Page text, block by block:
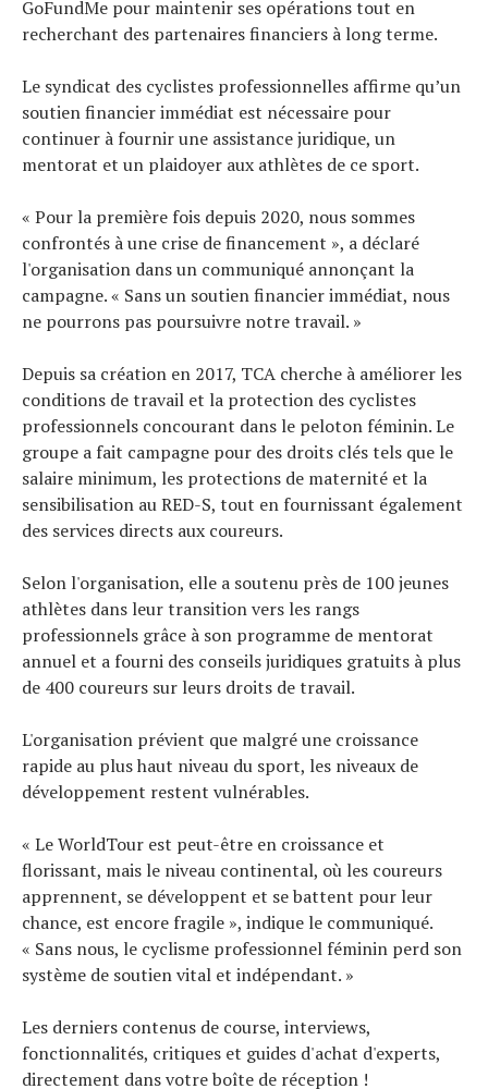
GoFundMe pour maintenir ses opérations tout en
recherchant des partenaires financiers à long terme.
Le syndicat des cyclistes professionnelles affirme qu’un
soutien financier immédiat est nécessaire pour
continuer à fournir une assistance juridique, un
mentorat et un plaidoyer aux athlètes de ce sport.
« Pour la première fois depuis 2020, nous sommes
confrontés à une crise de financement », a déclaré
l'organisation dans un communiqué annonçant la
campagne. « Sans un soutien financier immédiat, nous
ne pourrons pas poursuivre notre travail. »
Depuis sa création en 2017, TCA cherche à améliorer les
conditions de travail et la protection des cyclistes
professionnels concourant dans le peloton féminin. Le
groupe a fait campagne pour des droits clés tels que le
salaire minimum, les protections de maternité et la
sensibilisation au RED-S, tout en fournissant également
des services directs aux coureurs.
Selon l'organisation, elle a soutenu près de 100 jeunes
athlètes dans leur transition vers les rangs
professionnels grâce à son programme de mentorat
annuel et a fourni des conseils juridiques gratuits à plus
de 400 coureurs sur leurs droits de travail.
L'organisation prévient que malgré une croissance
rapide au plus haut niveau du sport, les niveaux de
développement restent vulnérables.
« Le WorldTour est peut-être en croissance et
florissant, mais le niveau continental, où les coureurs
apprennent, se développent et se battent pour leur
chance, est encore fragile », indique le communiqué.
« Sans nous, le cyclisme professionnel féminin perd son
système de soutien vital et indépendant. »
Les derniers contenus de course, interviews,
fonctionnalités, critiques et guides d'achat d'experts,
directement dans votre boîte de réception !
À propos